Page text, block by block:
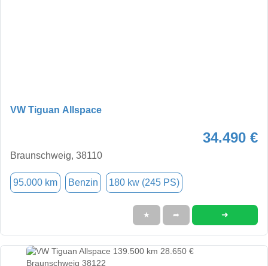
VW Tiguan Allspace
34.490 €
Braunschweig, 38110
95.000 km Benzin 180 kw (245 PS)
★ ➦ ➜